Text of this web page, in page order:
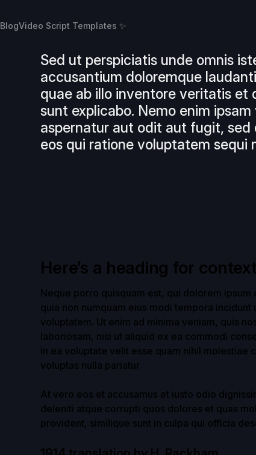
BlogVideo Script Templates ✨
Sed ut perspiciatis unde omnis
accusantium doloremque
quae ab illo inventore veritatis
sunt explicabo. Nemo enim
aspernatur aut odit aut fugit,
eos qui ratione voluptatem sequi
Here’s a heading for context
Neque porro quisquam est, qui dolorem
quia non numquam eius modi tempora
voluptatem. Ut enim ad minima veniam, quis
laboriosam, nisi ut aliquid ex ea commodi
in ea voluptate velit esse quam nihil molestiae
voluptas nulla pariatur
At vero eos et accusamus et iusto odio
deleniti atque corrupti quos dolores et quas
provident, similique sunt in culpa qui officia